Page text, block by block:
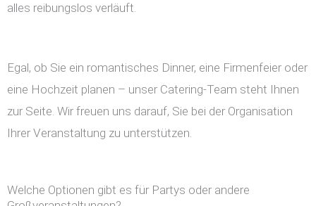
alles reibungslos verläuft.
Egal, ob Sie ein romantisches Dinner, eine Firmenfeier oder
eine Hochzeit planen – unser Catering-Team steht Ihnen
zur Seite. Wir freuen uns darauf, Sie bei der Organisation
Ihrer Veranstaltung zu unterstützen.
Welche Optionen gibt es für Partys oder andere